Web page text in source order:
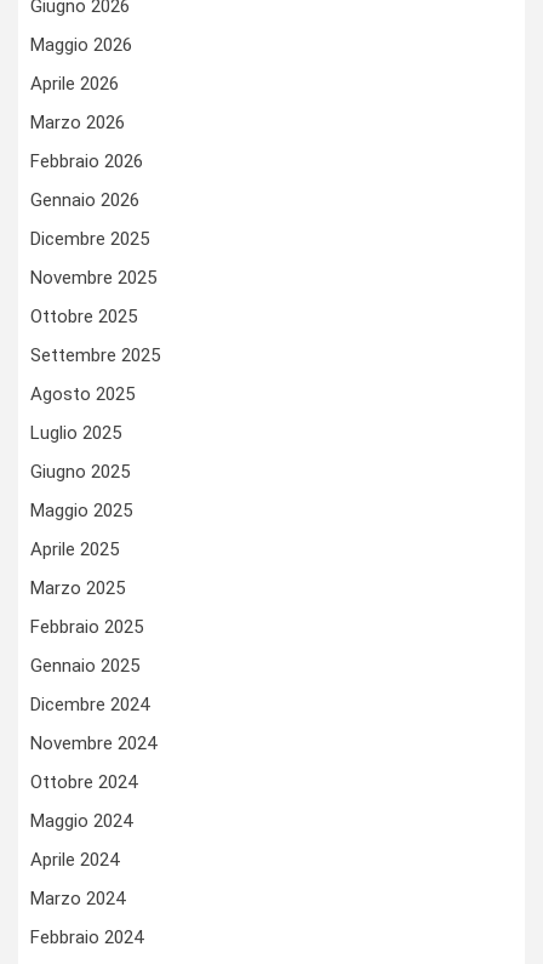
Giugno 2026
Maggio 2026
Aprile 2026
Marzo 2026
Febbraio 2026
Gennaio 2026
Dicembre 2025
Novembre 2025
Ottobre 2025
Settembre 2025
Agosto 2025
Luglio 2025
Giugno 2025
Maggio 2025
Aprile 2025
Marzo 2025
Febbraio 2025
Gennaio 2025
Dicembre 2024
Novembre 2024
Ottobre 2024
Maggio 2024
Aprile 2024
Marzo 2024
Febbraio 2024